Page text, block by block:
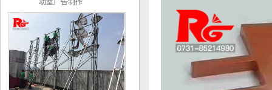
动室广告制作